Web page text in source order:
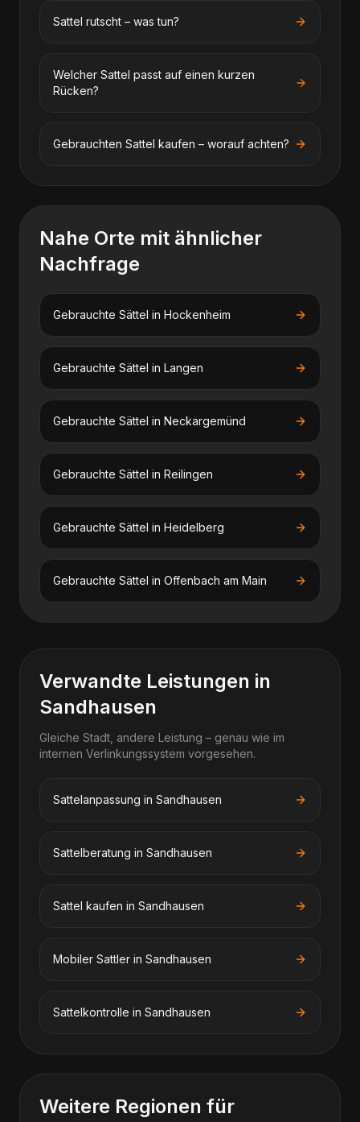
Sattel rutscht – was tun?
Welcher Sattel passt auf einen kurzen
Rücken?
Gebrauchten Sattel kaufen – worauf achten?
Nahe Orte mit ähnlicher
Nachfrage
Gebrauchte Sättel in Hockenheim
Gebrauchte Sättel in Langen
Gebrauchte Sättel in Neckargemünd
Gebrauchte Sättel in Reilingen
Gebrauchte Sättel in Heidelberg
Gebrauchte Sättel in Offenbach am Main
Verwandte Leistungen in
Sandhausen
Gleiche Stadt, andere Leistung – genau wie im
internen Verlinkungssystem vorgesehen.
Sattelanpassung in Sandhausen
Sattelberatung in Sandhausen
Sattel kaufen in Sandhausen
Mobiler Sattler in Sandhausen
Sattelkontrolle in Sandhausen
Weitere Regionen für